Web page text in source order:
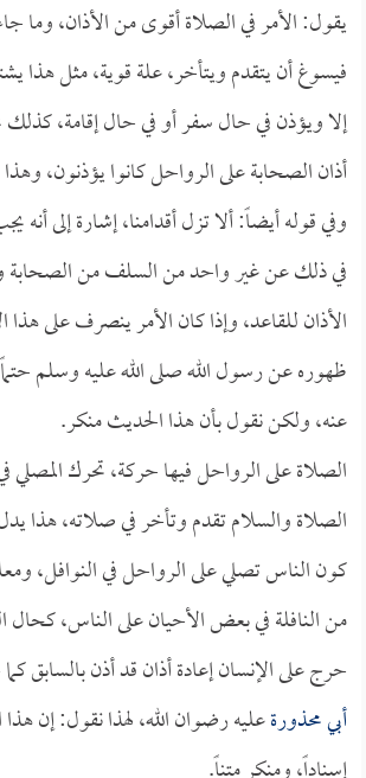
يقول: الأمر في الصلاة أقوى من الأذان، وما
فيسوغ أن يتقدم ويتأخر، علة قوية، مثل هذا
إلا ويؤذن في حال سفر أو في حال إقامة،
أذان الصحابة على الرواحل كانوا يؤذنون،
وفي قوله أيضاً: ألا تزل أقدامنا، إشارة إلى أنه
في ذلك عن غير واحد من السلف من الصحابة
الأذان للقاعد، وإذا كان الأمر ينصرف على هذا
ظهوره عن رسول الله صلى الله عليه وسلم
عنه، ولكن نقول بأن هذا الحديث منكر.
الصلاة على الرواحل فيها حركة، تحرك المصلي
الصلاة والسلام تقدم وتأخر في صلاته، هذا
كون الناس تصلي على الرواحل في النوافل،
من النافلة في بعض الأحيان على الناس، كحال
حرج على الإنسان إعادة أذان قد أذن بالسابق
أبي محذورةعليه رضوان الله، لهذا نقول: إن